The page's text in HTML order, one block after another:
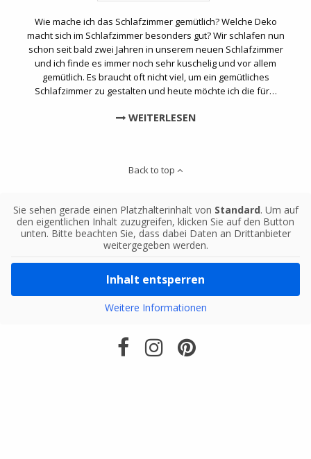
Wie mache ich das Schlafzimmer gemütlich? Welche Deko
macht sich im Schlafzimmer besonders gut? Wir schlafen nun
schon seit bald zwei Jahren in unserem neuen Schlafzimmer
und ich finde es immer noch sehr kuschelig und vor allem
gemütlich. Es braucht oft nicht viel, um ein gemütliches
Schlafzimmer zu gestalten und heute möchte ich die für…
WEITERLESEN
Back to top
Sie sehen gerade einen Platzhalterinhalt von Standard. Um auf
den eigentlichen Inhalt zuzugreifen, klicken Sie auf den Button
unten. Bitte beachten Sie, dass dabei Daten an Drittanbieter
weitergegeben werden.
Inhalt entsperren
Weitere Informationen